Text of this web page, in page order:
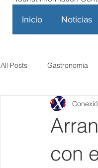
Inicio Noticias
All Posts Gastronomia
con